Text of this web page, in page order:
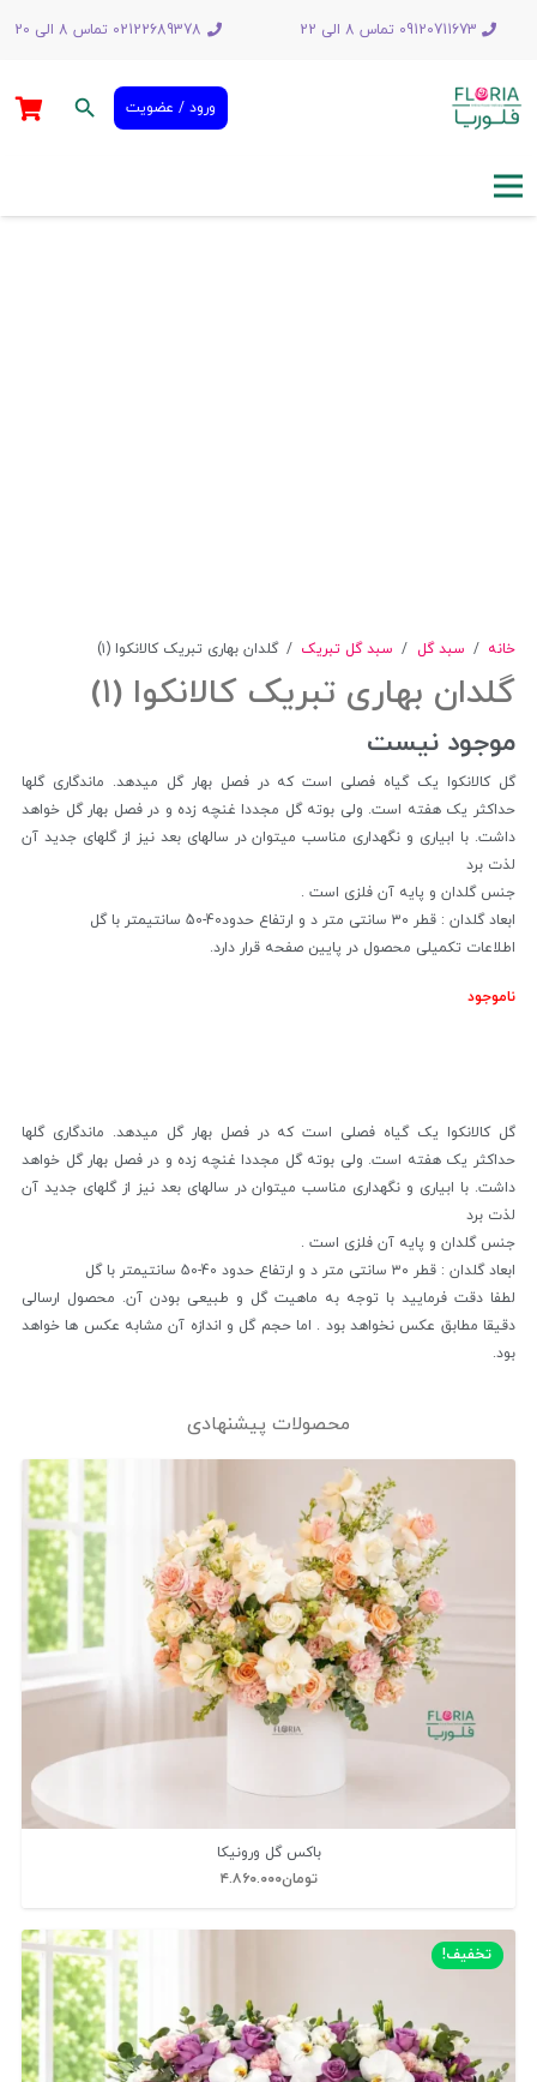
09120711673 تماس 8 الی 22 02122689378 تماس 8 الی 20
ورود / عضویت search
خانه / سبد گل / سبد گل تبریک / گلدان بهاری تبریک کالانکوا (۱)
گلدان بهاری تبریک کالانکوا (۱)
موجود نیست
گل کالانکوا یک گیاه فصلی است که در فصل بهار گل میدهد. ماندگاری گلها
حداکثر یک هفته است. ولی بوته گل مجددا غنچه زده و در فصل بهار گل خواهد
داشت. با ابیاری و نگهداری مناسب میتوان در سالهای بعد نیز از گلهای جدید آن
لذت برد
جنس گلدان و پایه آن فلزی است .
ابعاد گلدان : قطر ۳۰ سانتی متر د و ارتفاع حدود40-50 سانتیمتر با گل
اطلاعات تکمیلی محصول در پایین صفحه قرار دارد.
ناموجود
گل کالانکوا یک گیاه فصلی است که در فصل بهار گل میدهد. ماندگاری گلها
حداکثر یک هفته است. ولی بوته گل مجددا غنچه زده و در فصل بهار گل خواهد
داشت. با ابیاری و نگهداری مناسب میتوان در سالهای بعد نیز از گلهای جدید آن
لذت برد
جنس گلدان و پایه آن فلزی است .
ابعاد گلدان : قطر ۳۰ سانتی متر د و ارتفاع حدود 40-50 سانتیمتر با گل
لطفا دقت فرمایید با توجه به ماهیت گل و طبیعی بودن آن. محصول ارسالی
دقیقا مطابق عکس نخواهد بود . اما حجم گل و اندازه آن مشابه عکس ها خواهد
بود.
محصولات پیشنهادی
باکس گل ورونیکا
تومان۴.۸۶۰.۰۰۰
تخفیف!